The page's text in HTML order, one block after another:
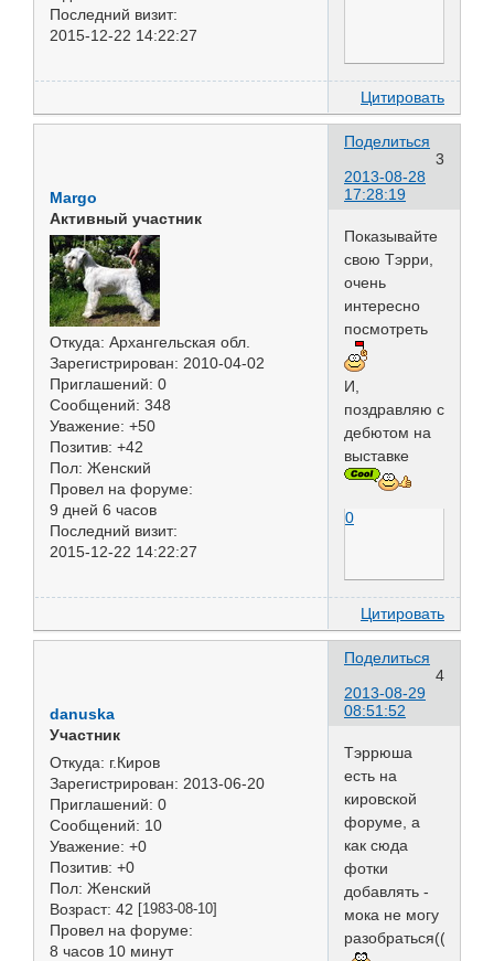
Последний визит:
2015-12-22 14:22:27
Цитировать
Поделиться
3
2013-08-28
17:28:19
Margo
Активный участник
Откуда: Архангельская обл.
Зарегистрирован: 2010-04-02
Приглашений: 0
Сообщений: 348
Уважение: +50
Позитив: +42
Пол: Женский
Провел на форуме:
9 дней 6 часов
Последний визит:
2015-12-22 14:22:27
Показывайте
свою Тэрри,
очень
интересно
посмотреть
И,
поздравляю с
дебютом на
выставке
0
Цитировать
Поделиться
4
2013-08-29
08:51:52
danuska
Участник
Откуда: г.Киров
Зарегистрирован: 2013-06-20
Приглашений: 0
Сообщений: 10
Уважение: +0
Позитив: +0
Пол: Женский
Возраст: 42 [1983-08-10]
Провел на форуме:
8 часов 10 минут
Тэррюша
есть на
кировской
форуме, а
как сюда
фотки
добавлять -
мока не могу
разобраться((((((